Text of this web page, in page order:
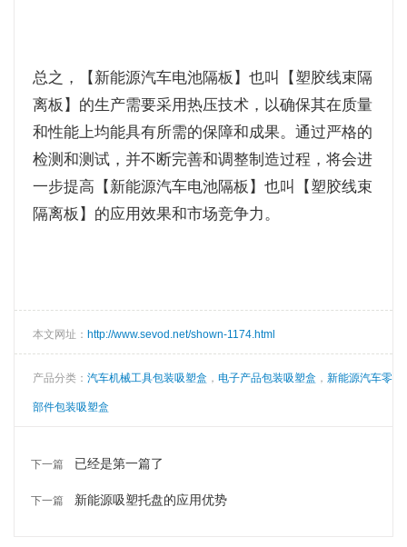
总之，【新能源汽车电池隔板】也叫【塑胶线束隔
离板】的生产需要采用热压技术，以确保其在质量
和性能上均能具有所需的保障和成果。通过严格的
检测和测试，并不断完善和调整制造过程，将会进
一步提高【新能源汽车电池隔板】也叫【塑胶线束
隔离板】的应用效果和市场竞争力。
本文网址： http://www.sevod.net/shown-1174.html
产品分类： 汽车机械工具包装吸塑盒 ， 电子产品包装吸塑盒 ， 新能源汽车零
部件包装吸塑盒
下一篇 已经是第一篇了
下一篇 新能源吸塑托盘的应用优势